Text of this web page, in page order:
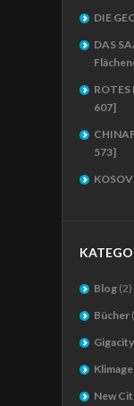
DIE
DAS
607]
573]
Blog (2)
Bücher
Gigacity
New